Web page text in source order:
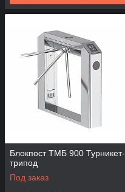
Блокпост ТМБ 900 Турникет-
трипод
Под заказ